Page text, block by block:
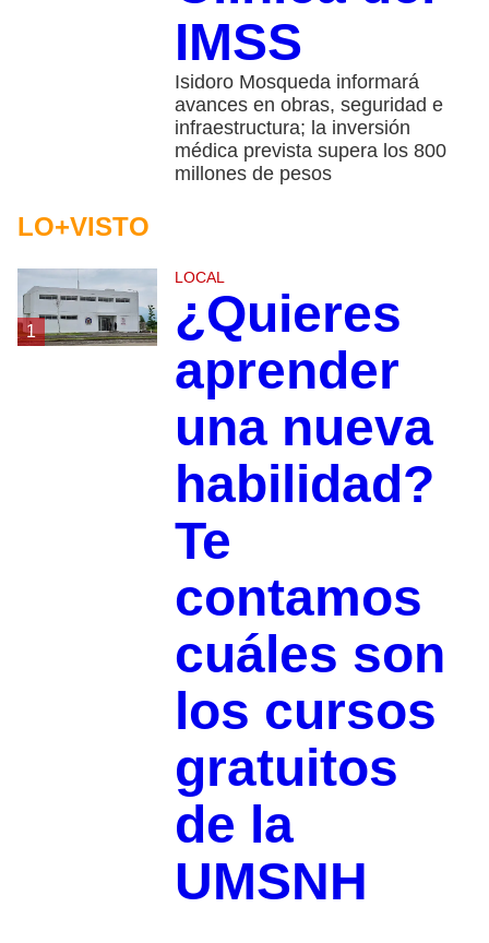
IMSS
Isidoro Mosqueda informará
avances en obras, seguridad e
infraestructura; la inversión
médica prevista supera los 800
millones de pesos
LO+VISTO
1
LOCAL
¿Quieres
aprender
una nueva
habilidad?
Te
contamos
cuáles son
los cursos
gratuitos
de la
UMSNH